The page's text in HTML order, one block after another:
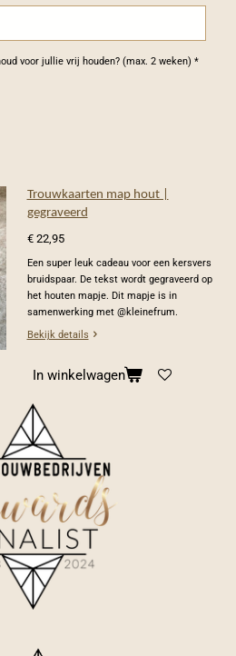
voor jullie vrij houden? (max. 2 weken) *
Trouwkaarten map hout |
gegraveerd
€ 22,95
Een super leuk cadeau voor een kersvers
bruidspaar. De tekst wordt gegraveerd op
het houten mapje. Dit mapje is in
samenwerking met @kleinefrum.
Bekijk details
In winkelwagen